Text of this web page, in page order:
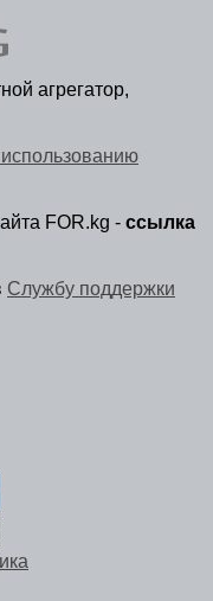
агрегатор,
FOR.kg - ссылка
Службу поддержки